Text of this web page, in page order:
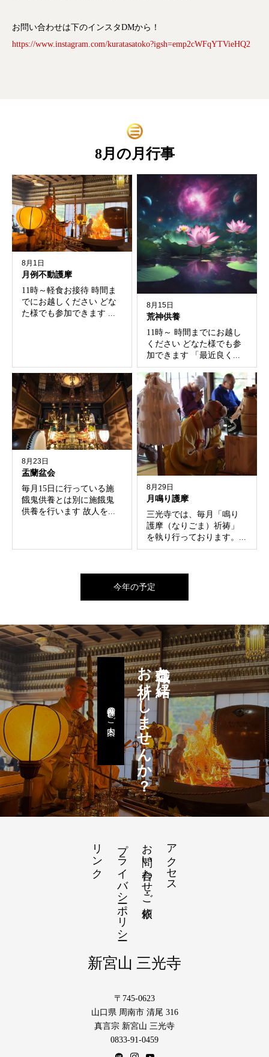
お問い合わせは下のインスタDMから！
https://www.instagram.com/kuratasatoko?igsh=emp2cWFqYTVieHQ2
8月の月行事
8月1日
月例不動護摩
11時～軽食お接待 時間ま
でにお越しください どな
た様でも参加できます ...
8月15日
荒神供養
11時～ 時間までにお越し
ください どなた様でも参
加できます 「最近良く...
8月23日
盂蘭盆会
毎月15日に行っている施
餓鬼供養とは別に施餓鬼
供養を行います 故人を...
8月29日
月鳴り護摩
三光寺では、毎月「鳴り
護摩（なりごま）祈祷」
を執り行っております。...
今年の予定
住職と一緒に
お祈りしませんか？
月例参拝のご案内
アクセス
お問い合わせ・ご依頼
プライバシーポリシー
リンク
新宮山 三光寺
〒745-0623
山口県 周南市 清尾 316
真言宗 新宮山 三光寺
0833-91-0459